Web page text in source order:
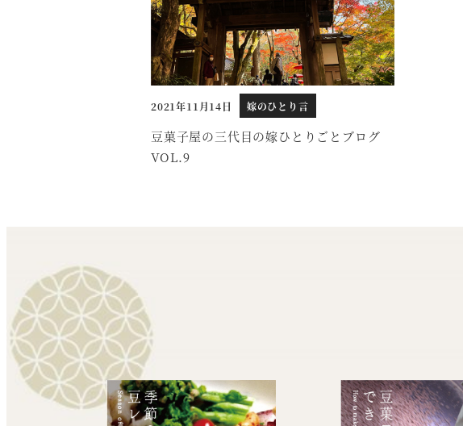
豆菓子屋の三代目の嫁ひとりごとブログ
VOL.9
投稿日
2021年11月14日 嫁のひとり言